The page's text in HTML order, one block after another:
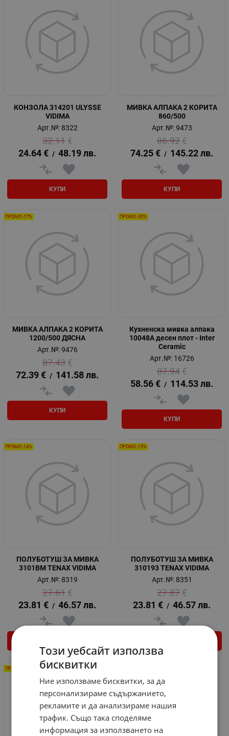
КОНЗОЛА 314201 ULYSSE
VIDIMA
Арт.№: 8322
32.11 €
24.64 € / 48.19 лв.
КУПИ
МИВКА АЛПАКА 2 КОРИТА
860/500
Арт.№: 9473
86.92 €
74.25 € / 145.22 лв.
КУПИ
МИВКА АЛПАКА 2 КОРИТА
1200/500 ДЯСНА
Арт.№: 9476
87.43 €
72.39 € / 141.58 лв.
КУПИ
ПРОМО -17%
Кухненска мивка алпака
10048А десен плот - Inter
Ceramic
Арт.№: 16726
87.94 €
58.56 € / 114.53 лв.
КУПИ
ПРОМО -33%
ПОЛУБОТУШ ЗА МИВКА
3101BM TENAX VIDIMA
Арт.№: 8319
27.61 €
23.81 € / 46.57 лв.
ПРОМО -14%
ПОЛУБОТУШ ЗА МИВКА
310193 TENAX VIDIMA
Арт.№: 8351
27.87 €
23.81 € / 46.57 лв.
ПРОМО -15%
ПРОМО -20%
Този уебсайт използва
бисквитки
Ние използваме бисквитки, за да
персонализираме съдържанието,
рекламите и да анализираме нашия
трафик. Също така споделяме
информация за използването на